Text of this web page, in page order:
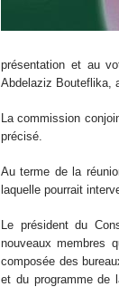
présentation et au
Abdelaziz Bouteflika,
La commission
précisé.
Au terme de la
laquelle pourrait
Le président du
nouveaux membres
composée des
et du programme de